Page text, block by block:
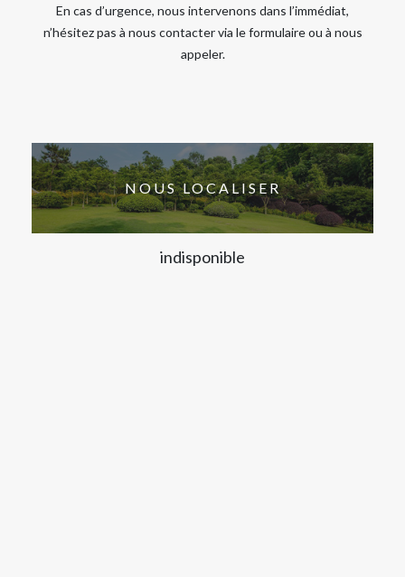
En cas d’urgence, nous intervenons dans l’immédiat,
n’hésitez pas à nous contacter via le formulaire ou à nous
appeler.
NOUS LOCALISER
indisponible